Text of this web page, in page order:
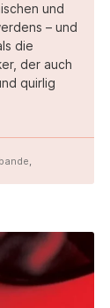
und
– und
die
der auch
quirlig
,